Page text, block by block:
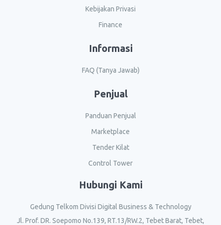
Kebijakan Privasi
Finance
Informasi
FAQ (Tanya Jawab)
Penjual
Panduan Penjual
Marketplace
Tender Kilat
Control Tower
Hubungi Kami
Gedung Telkom Divisi Digital Business & Technology
Jl. Prof. DR. Soepomo No.139, RT.13/RW.2, Tebet Barat, Tebet,